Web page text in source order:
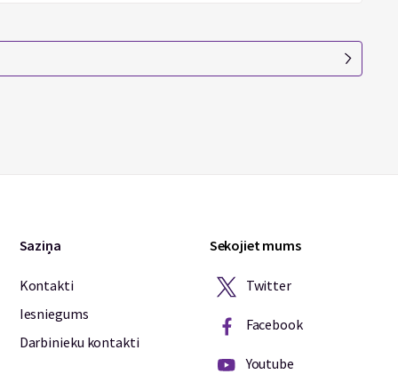
Saziņa
Kontakti
Iesniegums
Darbinieku kontakti
Sekojiet mums
Twitter
Facebook
Youtube